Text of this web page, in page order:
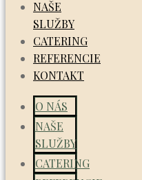
NAŠE
SLUŽBY
CATERING
REFERENCIE
KONTAKT
O NÁS
NAŠE
SLUŽBY
CATERING